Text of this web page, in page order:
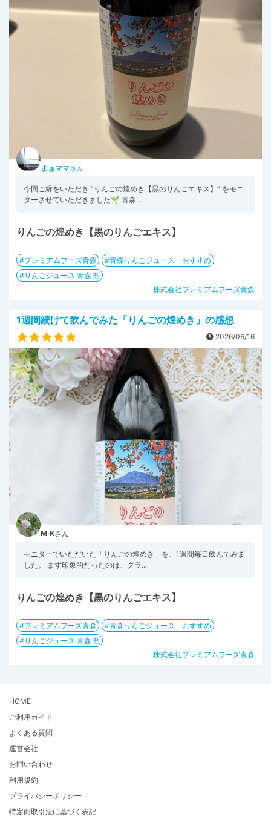
まぁママさん
今回ご縁をいただき ”りんごの煌めき【黒のりんごエキス】“ をモニ
ターさせていただきました🌱 青森...
りんごの煌めき【黒のりんごエキス】
プレミアムフーズ青森
青森りんごジュース おすすめ
りんごジュース 青森 瓶
株式会社プレミアムフーズ青森
1週間続けて飲んでみた「りんごの煌めき」の感想
2026/06/16
M·Kさん
モニターでいただいた「りんごの煌めき」を、1週間毎日飲んでみま
した。 まず印象的だったのは、グラ...
りんごの煌めき【黒のりんごエキス】
プレミアムフーズ青森
青森りんごジュース おすすめ
りんごジュース 青森 瓶
株式会社プレミアムフーズ青森
HOME
ご利用ガイド
よくある質問
運営会社
お問い合わせ
利用規約
プライバシーポリシー
特定商取引法に基づく表記